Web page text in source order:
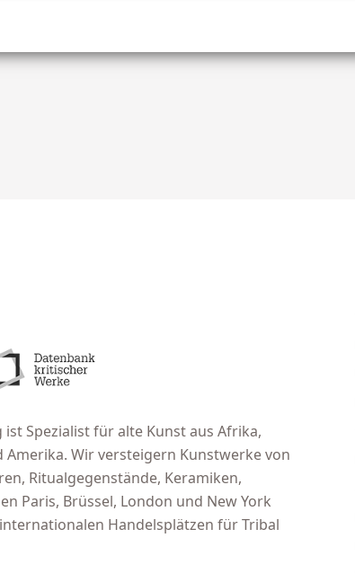
Spezialist für alte Kunst aus Afrika,
Amerika. Wir versteigern Kunstwerke von
Ritualgegenstände, Keramiken,
Paris, Brüssel, London und New York
Handelsplätzen für Tribal